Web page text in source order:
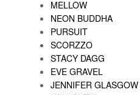
MELLOW
NEON BUDDHA
PURSUIT
SCORZZO
STACY DAGG
EVE GRAVEL
JENNIFER GLASGOW